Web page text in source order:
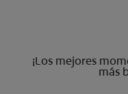
¡Los mejores
más